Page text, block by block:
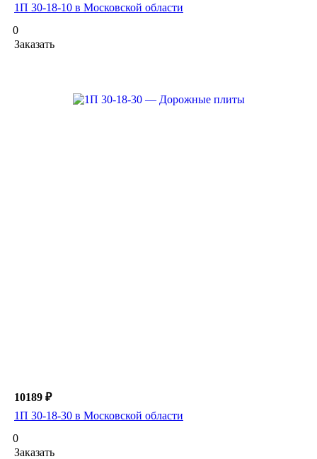
1П 30-18-10 в Московской области
0
Заказать
10189 ₽
1П 30-18-30 в Московской области
0
Заказать